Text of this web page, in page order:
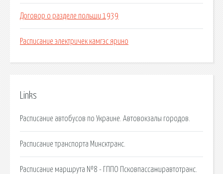
Договор о разделе польши 1939
Расписание электричек камгэс ярино
Links
Расписание автобусов по Украине. Автовокзалы городов.
Расписание транспорта Минсктранс.
Расписание маршрута №8 - ГППО Псковпассажиравтотранс.